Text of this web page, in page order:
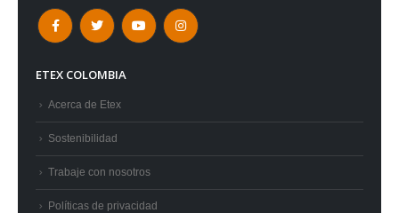
ETEX COLOMBIA
Acerca de Etex
Sostenibilidad
Trabaje con nosotros
Políticas de privacidad